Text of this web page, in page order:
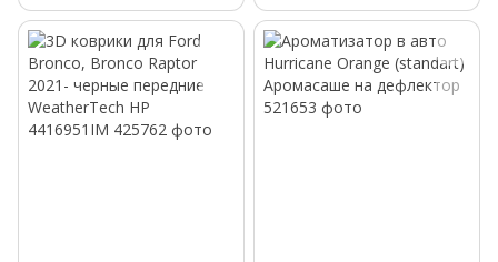
WeatherTech HP
задние WeatherTech HP